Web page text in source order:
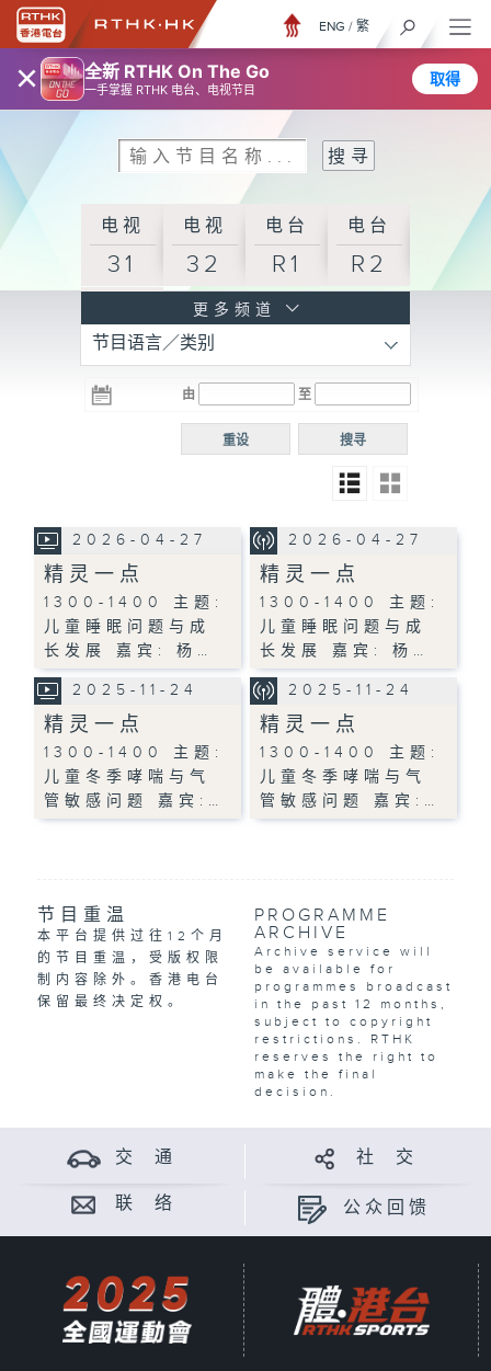
× 全新 RTHK On The Go
一手掌握 RTHK 电台、电视节目
取得
ENG / 繁
电视
31
电视
32
电台
R1
电台
R2
R3
电台 电台
R5
电台
普通
更多频道
节目语言／类别
由 至
搜寻
重设
2026-04-27
精灵一点
1300-1400 主题:
儿童睡眠问题与成
长发展 嘉宾: 杨…
2026-04-27
精灵一点
1300-1400 主题:
儿童睡眠问题与成
长发展 嘉宾: 杨…
2025-11-24
精灵一点
1300-1400 主题:
儿童冬季哮喘与气
管敏感问题 嘉宾:…
2025-11-24
精灵一点
1300-1400 主题:
儿童冬季哮喘与气
管敏感问题 嘉宾:…
节目重温
本平台提供过往12个月
的节目重温，受版权限
制内容除外。香港电台
保留最终决定权。
PROGRAMME
ARCHIVE
Archive service will
be available for
programmes broadcast
in the past 12 months,
subject to copyright
restrictions. RTHK
reserves the right to
make the final
decision.
交 通 社 交
联 络 公众回馈